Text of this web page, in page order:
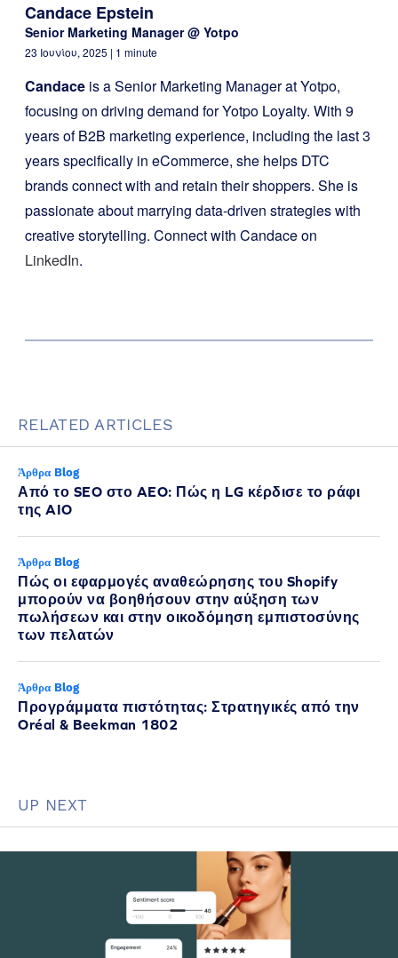
Candace Epstein
Senior Marketing Manager @ Yotpo
23 Ιουνίου, 2025 | 1 minute
Candace is a Senior Marketing Manager at Yotpo,
focusing on driving demand for Yotpo Loyalty. With 9
years of B2B marketing experience, including the last 3
years specifically in eCommerce, she helps DTC
brands connect with and retain their shoppers. She is
passionate about marrying data-driven strategies with
creative storytelling. Connect with Candace on
LinkedIn.
RELATED ARTICLES
Άρθρα Blog
Από το SEO στο AEO: Πώς η LG κέρδισε το ράφι
της AIO
Άρθρα Blog
Πώς οι εφαρμογές αναθεώρησης του Shopify
μπορούν να βοηθήσουν στην αύξηση των
πωλήσεων και στην οικοδόμηση εμπιστοσύνης
των πελατών
Άρθρα Blog
Προγράμματα πιστότητας: Στρατηγικές από την
Oréal & Beekman 1802
UP NEXT